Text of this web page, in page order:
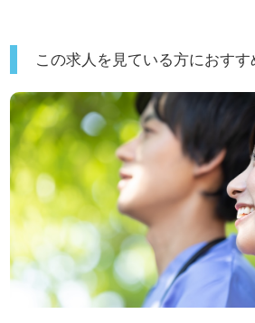
この求人を見ている方におすす